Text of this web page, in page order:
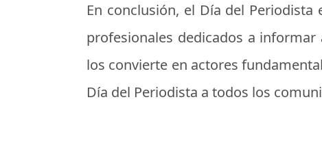
En conclusión, el Día del
profesionales dedicados a
los convierte en actores
Día del Periodista a todos los